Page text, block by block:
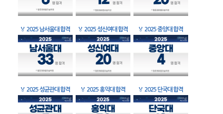
🏅 2025 남서울대 합격 🏅 2025 성신여대 합격 🏅 2025 중앙대 합격
🏅 2025 성균관대 합격 🏅 2025 홍익대 합격 🏅 2025 단국대 합격